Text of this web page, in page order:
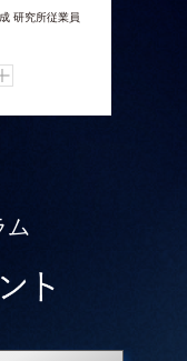
研究所従業員
は“細胞
素早く駆
”に着
ム